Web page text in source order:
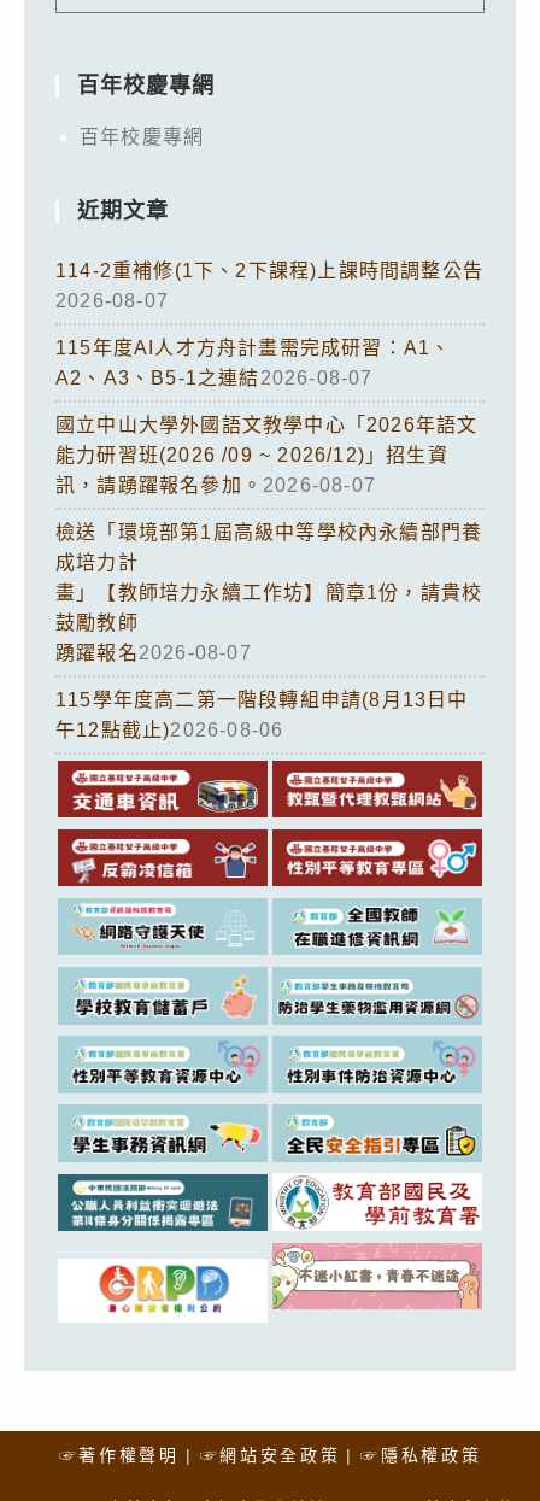
百年校慶專網
百年校慶專網
近期文章
114-2重補修(1下、2下課程)上課時間調整公告
2026-08-07
115年度AI人才方舟計畫需完成研習：A1、
A2、A3、B5-1之連結2026-08-07
國立中山大學外國語文教學中心「2026年語文
能力研習班(2026 /09 ~ 2026/12)」招生資
訊，請踴躍報名參加。 2026-08-07
檢送「環境部第1屆高級中等學校內永續部門養
成培力計
畫」【教師培力永續工作坊】簡章1份，請貴校
鼓勵教師
踴躍報名2026-08-07
115學年度高二第一階段轉組申請(8月13日中
午12點截止)2026-08-06
☞著作權聲明 ☞網站安全政策 ☞隱私權政策